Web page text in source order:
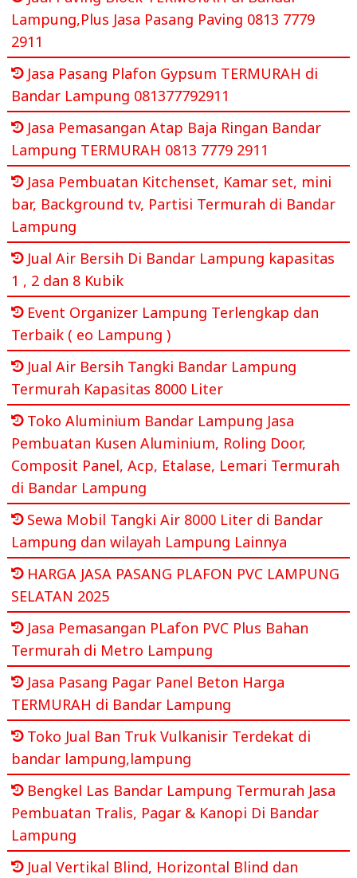
Lampung,Plus Jasa Pasang Paving 0813 7779
2911
Jasa Pasang Plafon Gypsum TERMURAH di
Bandar Lampung 081377792911
Jasa Pemasangan Atap Baja Ringan Bandar
Lampung TERMURAH 0813 7779 2911
Jasa Pembuatan Kitchenset, Kamar set, mini
bar, Background tv, Partisi Termurah di Bandar
Lampung
Jual Air Bersih Di Bandar Lampung kapasitas
1 , 2 dan 8 Kubik
Event Organizer Lampung Terlengkap dan
Terbaik ( eo Lampung )
Jual Air Bersih Tangki Bandar Lampung
Termurah Kapasitas 8000 Liter
Toko Aluminium Bandar Lampung Jasa
Pembuatan Kusen Aluminium, Roling Door,
Composit Panel, Acp, Etalase, Lemari Termurah
di Bandar Lampung
Sewa Mobil Tangki Air 8000 Liter di Bandar
Lampung dan wilayah Lampung Lainnya
HARGA JASA PASANG PLAFON PVC LAMPUNG
SELATAN 2025
Jasa Pemasangan PLafon PVC Plus Bahan
Termurah di Metro Lampung
Jasa Pasang Pagar Panel Beton Harga
TERMURAH di Bandar Lampung
Toko Jual Ban Truk Vulkanisir Terdekat di
bandar lampung,lampung
Bengkel Las Bandar Lampung Termurah Jasa
Pembuatan Tralis, Pagar & Kanopi Di Bandar
Lampung
Jual Vertikal Blind, Horizontal Blind dan